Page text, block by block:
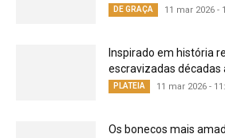
DE GRAÇA 11 mar 2026 -
Inspirado em história
escravizadas décadas
PLATEIA 11 mar 2026 -
Os bonecos mais